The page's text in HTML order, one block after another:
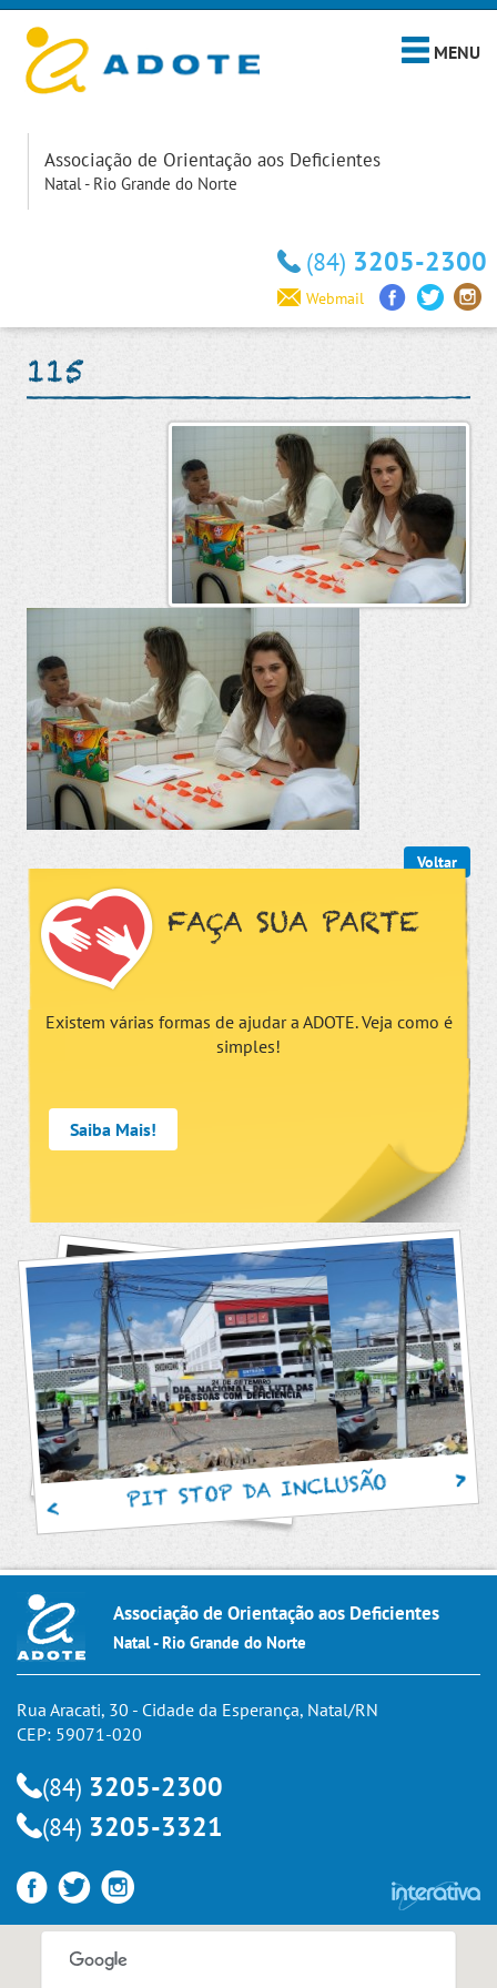
MENU
Associação de Orientação aos Deficientes
Natal - Rio Grande do Norte
(84) 3205-2300
Webmail
115
Voltar
FAÇA SUA PARTE
Existem várias formas de ajudar a ADOTE. Veja como é
simples!
Saiba Mais!
PIT STOP DA INCLUSÃO
Associação de Orientação aos Deficientes
Natal - Rio Grande do Norte
Rua Aracati, 30 - Cidade da Esperança, Natal/RN
CEP: 59071-020
(84) 3205-2300
(84) 3205-3321